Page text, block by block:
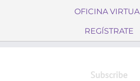
OFICINA
REGÍSTRATE
Subscribe